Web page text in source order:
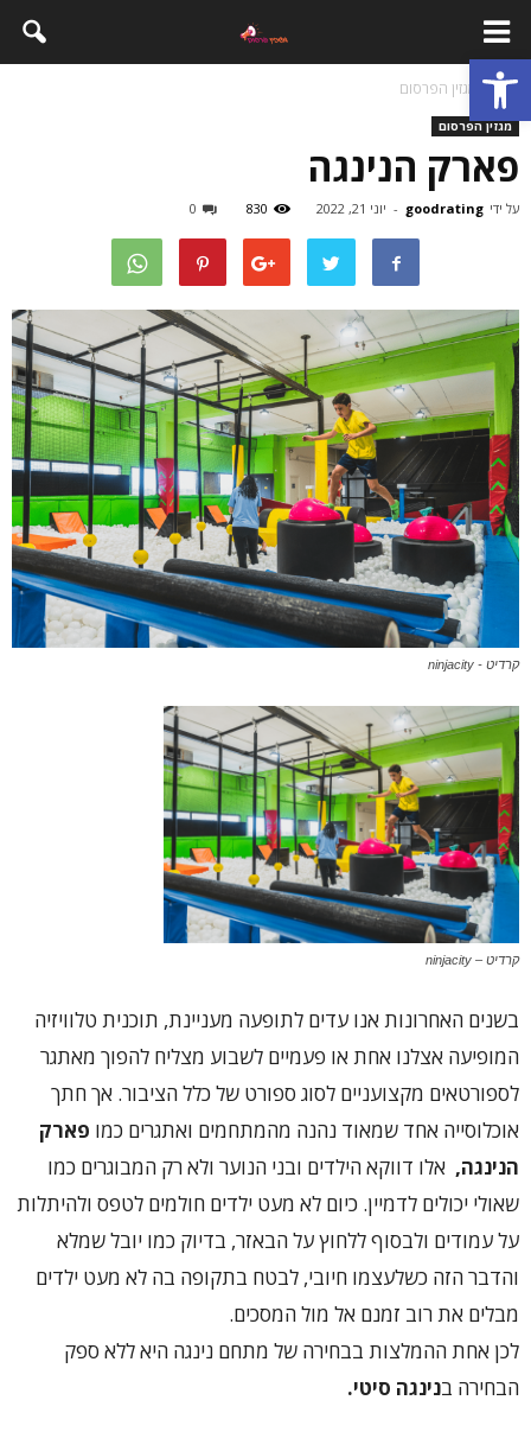
פתח סרגל נגישות
בית מגזין הפרסום
מגזין הפרסום
פארק הנינגה
על ידי goodrating
- יוני 21, 2022 830
0
קרדיט - ninjacity
קרדיט – ninjacity
בשנים האחרונות אנו עדים לתופעה מעניינת, תוכנית טלוויזיה
המופיעה אצלנו אחת או פעמיים לשבוע מצליח להפוך מאתגר
לספורטאים מקצועניים לסוג ספורט של כלל הציבור. אך חתך
אוכלוסייה אחד שמאוד נהנה מהמתחמים ואתגרים כמו פארק
הנינגה, אלו דווקא הילדים ובני הנוער ולא רק המבוגרים כמו
שאולי יכולים לדמיין. כיום לא מעט ילדים חולמים לטפס ולהיתלות
על עמודים ולבסוף ללחוץ על הבאזר, בדיוק כמו יובל שמלא
והדבר הזה כשלעצמו חיובי, לבטח בתקופה בה לא מעט ילדים
מבלים את רוב זמנם אל מול המסכים.
לכן אחת ההמלצות בבחירה של מתחם נינגה היא ללא ספק
הבחירה בנינגה סיטי.